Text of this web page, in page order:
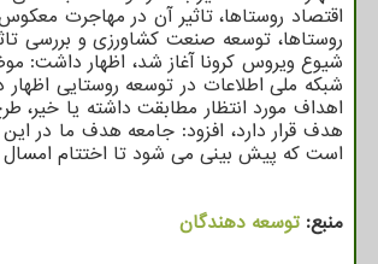
اقتصاد روستاها، تاثیر آن در مهاجرت
روستاها، توسعه صنعت کشاورزی و بررسی
شیوع ویروس کرونا آغاز شد، اظهار داشت:
شبکه ملی اطلاعات در توسعه روستایی
هدف قرار دارد، افزود: جامعه هدف ما در
است که پیش بینی می شود تا اختتام امسال
منبع: توسعه دهندگان